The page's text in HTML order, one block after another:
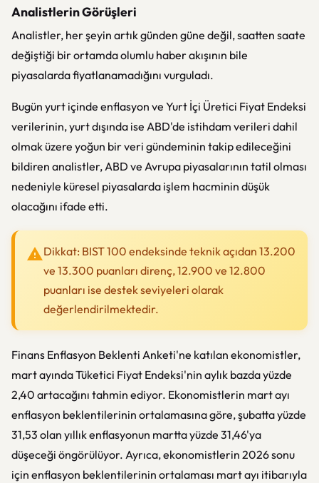
Analistlerin Görüşleri
Analistler, her şeyin artık günden güne değil, saatten saate
değiştiği bir ortamda olumlu haber akışının bile
piyasalarda fiyatlanamadığını vurguladı.
Bugün yurt içinde enflasyon ve Yurt İçi Üretici Fiyat Endeksi
verilerinin, yurt dışında ise ABD'de istihdam verileri dahil
olmak üzere yoğun bir veri gündeminin takip edileceğini
bildiren analistler, ABD ve Avrupa piyasalarının tatil olması
nedeniyle küresel piyasalarda işlem hacminin düşük
olacağını ifade etti.
Dikkat: BIST 100 endeksinde teknik açıdan 13.200
ve 13.300 puanları direnç, 12.900 ve 12.800
puanları ise destek seviyeleri olarak
değerlendirilmektedir.
Finans Enflasyon Beklenti Anketi'ne katılan ekonomistler,
mart ayında Tüketici Fiyat Endeksi'nin aylık bazda yüzde
2,40 artacağını tahmin ediyor. Ekonomistlerin mart ayı
enflasyon beklentilerinin ortalamasına göre, şubatta yüzde
31,53 olan yıllık enflasyonun martta yüzde 31,46'ya
düşeceği öngörülüyor. Ayrıca, ekonomistlerin 2026 sonu
için enflasyon beklentilerinin ortalaması mart ayı itibarıyla